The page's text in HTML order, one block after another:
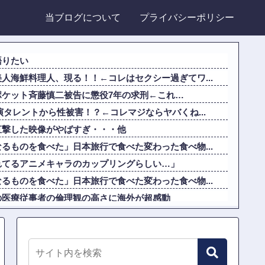
当ブログについて プライバシーポリシー
たい
人海鮮料理人、現る！！←コレはセクシー過ぎてワ...
ケット斉藤慎二被告に懲役7年の求刑←これ…
タレントから性被害！？←コレマジならヤバくね...
撃した映像がやばすぎ・・・他
ものを食べた」日本旅行で食べた変わった食べ物...
るアニメキャラのカップリングらしい…」
ものを食べた」日本旅行で食べた変わった食べ物...
療従事者の倫理観の高さに海外が超感動
ドローンを特攻させるおそロシア。
野球部JKマネージャー、ガチで可愛いぞ